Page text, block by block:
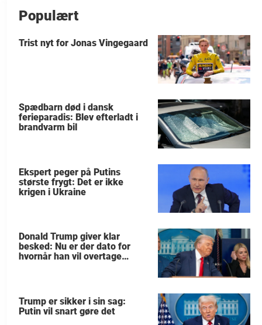
Populært
Trist nyt for Jonas Vingegaard
Spædbarn død i dansk
ferieparadis: Blev efterladt i
brandvarm bil
Ekspert peger på Putins
største frygt: Det er ikke
krigen i Ukraine
Donald Trump giver klar
besked: Nu er der dato for
hvornår han vil overtage
Trump er sikker i sin sag:
Putin vil snart gøre det